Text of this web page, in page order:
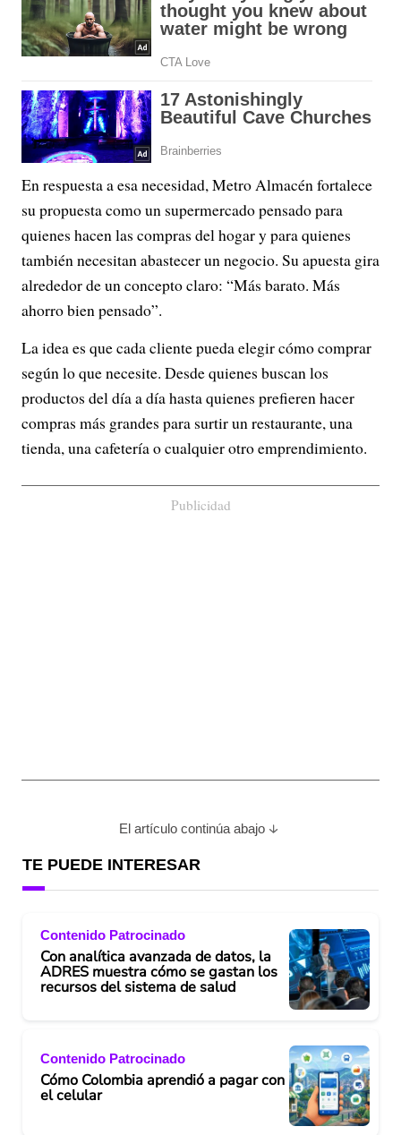
En respuesta a esa necesidad, Metro Almacén fortalece
su propuesta como un supermercado pensado para
quienes hacen las compras del hogar y para quienes
también necesitan abastecer un negocio. Su apuesta gira
alrededor de un concepto claro: “Más barato. Más
ahorro bien pensado”.
La idea es que cada cliente pueda elegir cómo comprar
según lo que necesite. Desde quienes buscan los
productos del día a día hasta quienes prefieren hacer
compras más grandes para surtir un restaurante, una
tienda, una cafetería o cualquier otro emprendimiento.
Publicidad
El artículo continúa abajo
TE PUEDE INTERESAR
Contenido Patrocinado
Con analítica avanzada de datos, la
ADRES muestra cómo se gastan los
recursos del sistema de salud
Contenido Patrocinado
Cómo Colombia aprendió a pagar con
el celular